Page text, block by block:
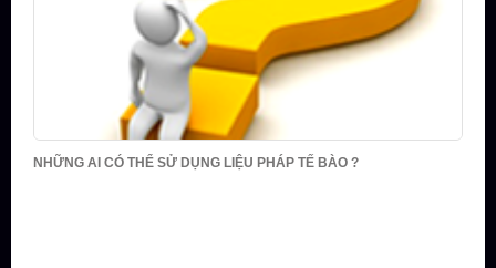
NHỮNG AI CÓ THỂ SỬ DỤNG LIỆU PHÁP TẾ BÀO ?